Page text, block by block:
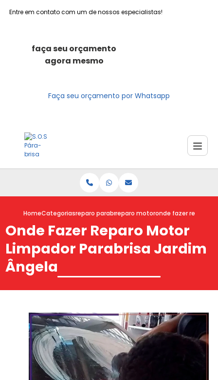
Entre em contato com um de nossos especialistas!
faça seu orçamento
agora mesmo
Faça seu orçamento por Whatsapp
HomeCategoriasreparo parabrisasreparo motor limpador parabrisa
onde fazer reparo
Onde Fazer Reparo Motor
Limpador Parabrisa Jardim
Ângela